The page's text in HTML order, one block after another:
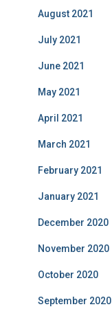
August 2021
July 2021
June 2021
May 2021
April 2021
March 2021
February 2021
January 2021
December 2020
November 2020
October 2020
September 2020